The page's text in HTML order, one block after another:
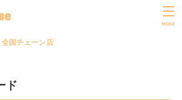
全国チェーン店
MENU
ド